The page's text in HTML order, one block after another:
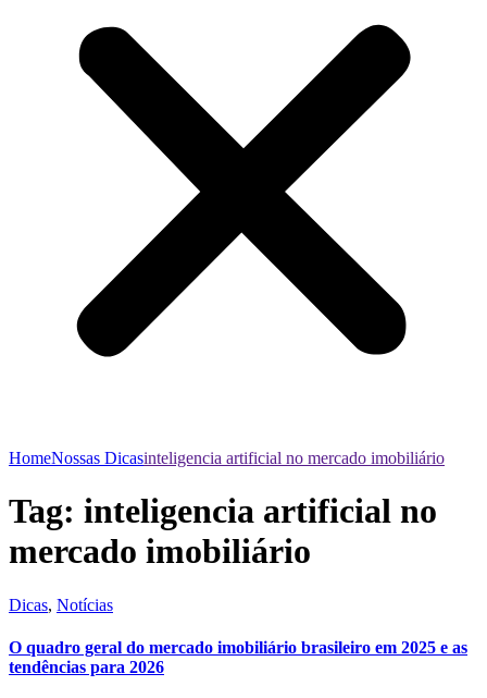
HomeNossas Dicasinteligencia artificial no mercado imobiliário
Tag: inteligencia artificial no
mercado imobiliário
Dicas, Notícias
O quadro geral do mercado imobiliário brasileiro em 2025 e as
tendências para 2026